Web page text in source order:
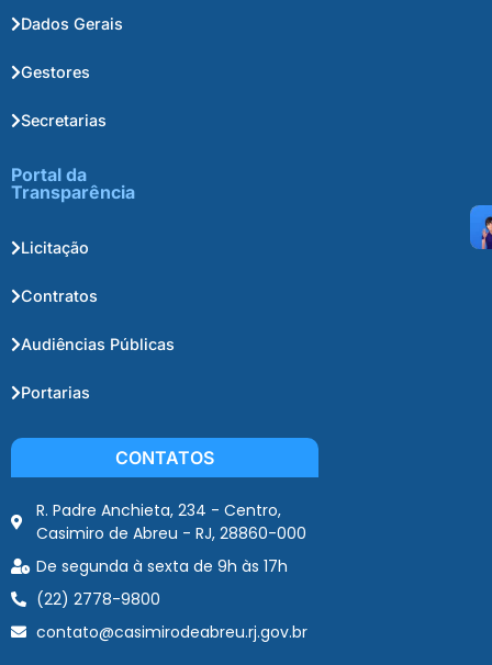
Dados Gerais
Gestores
Secretarias
Portal da
Transparência
Licitação
Contratos
Audiências Públicas
Portarias
CONTATOS
R. Padre Anchieta, 234 - Centro,
Casimiro de Abreu - RJ, 28860-000
De segunda à sexta de 9h às 17h
(22) 2778-9800
contato@casimirodeabreu.rj.gov.br